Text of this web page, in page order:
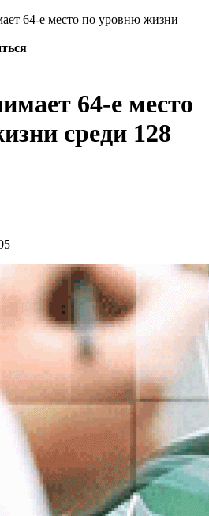
64-е место по уровню жизни
64-е место
среди 128